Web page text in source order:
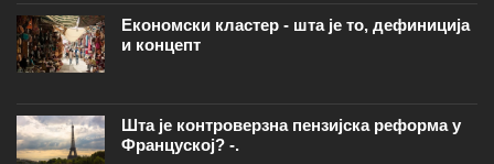
Економски кластер - шта је то, дефиниција
и концепт
Шта је контроверзна пензијска реформа у
Француској? -.